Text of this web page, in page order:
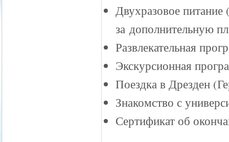
Двухразовое
за дополнительную
Развлекательная
Экскурсионная
Поездка в Дрезден
Знакомство с
Сертификат об